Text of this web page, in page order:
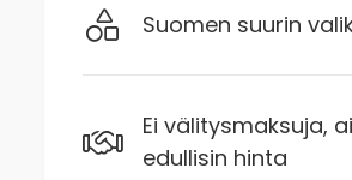
Suomen suurin
Ei välitysmaksuja,
edullisin hinta